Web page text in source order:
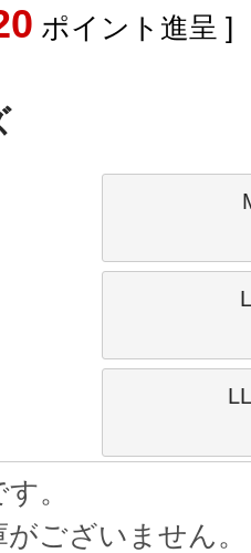
ポイント進呈 ]
。
ございません。